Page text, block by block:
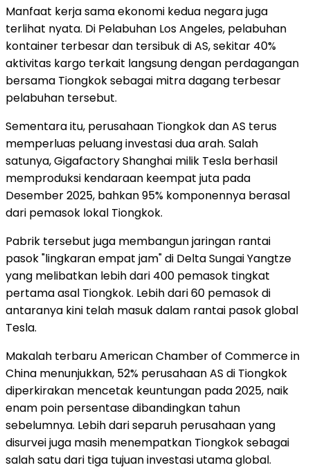
Manfaat kerja sama ekonomi kedua negara juga
terlihat nyata. Di Pelabuhan Los Angeles, pelabuhan
kontainer terbesar dan tersibuk di AS, sekitar 40%
aktivitas kargo terkait langsung dengan perdagangan
bersama Tiongkok sebagai mitra dagang terbesar
pelabuhan tersebut.
Sementara itu, perusahaan Tiongkok dan AS terus
memperluas peluang investasi dua arah. Salah
satunya, Gigafactory Shanghai milik Tesla berhasil
memproduksi kendaraan keempat juta pada
Desember 2025, bahkan 95% komponennya berasal
dari pemasok lokal Tiongkok.
Pabrik tersebut juga membangun jaringan rantai
pasok "lingkaran empat jam" di Delta Sungai Yangtze
yang melibatkan lebih dari 400 pemasok tingkat
pertama asal Tiongkok. Lebih dari 60 pemasok di
antaranya kini telah masuk dalam rantai pasok global
Tesla.
Makalah terbaru American Chamber of Commerce in
China menunjukkan, 52% perusahaan AS di Tiongkok
diperkirakan mencetak keuntungan pada 2025, naik
enam poin persentase dibandingkan tahun
sebelumnya. Lebih dari separuh perusahaan yang
disurvei juga masih menempatkan Tiongkok sebagai
salah satu dari tiga tujuan investasi utama global.